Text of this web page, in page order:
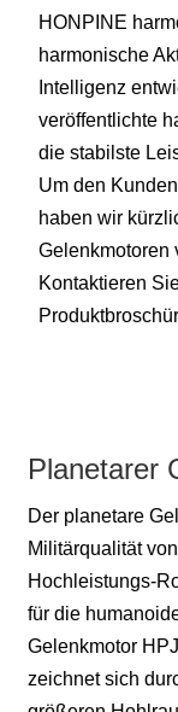
HONPINE
harmonische
Intelligenz
veröffentlichte
die stabilste
Um den
haben wir
Gelenkmotoren
Kontaktieren
Planetarer
Der planetare
Militärqualität
Hochleistungs-
für die
Gelenkmotor
zeichnet sich